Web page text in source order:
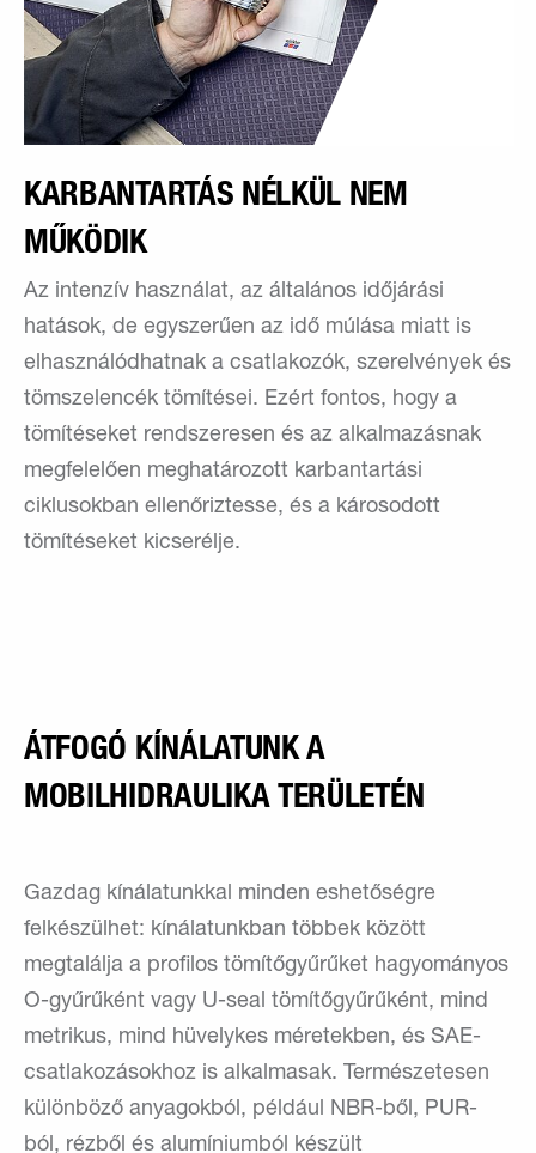
KARBANTARTÁS NÉLKÜL NEM
MŰKÖDIK
Az intenzív használat, az általános időjárási
hatások, de egyszerűen az idő múlása miatt is
elhasználódhatnak a csatlakozók, szerelvények és
tömszelencék tömítései. Ezért fontos, hogy a
tömítéseket rendszeresen és az alkalmazásnak
megfelelően meghatározott karbantartási
ciklusokban ellenőriztesse, és a károsodott
tömítéseket kicserélje.
ÁTFOGÓ KÍNÁLATUNK A
MOBILHIDRAULIKA TERÜLETÉN
Gazdag kínálatunkkal minden eshetőségre
felkészülhet: kínálatunkban többek között
megtalálja a profilos tömítőgyűrűket hagyományos
O-gyűrűként vagy U-seal tömítőgyűrűként, mind
metrikus, mind hüvelykes méretekben, és SAE-
csatlakozásokhoz is alkalmasak. Természetesen
különböző anyagokból, például NBR-ből, PUR-
ból, rézből és alumíniumból készült